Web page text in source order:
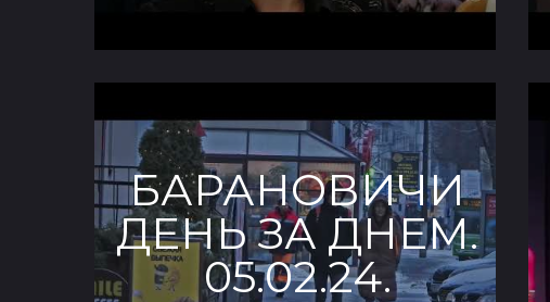
БАРАНОВИЧИ
ДЕНЬ ЗА ДНЕМ.
05.02.24.